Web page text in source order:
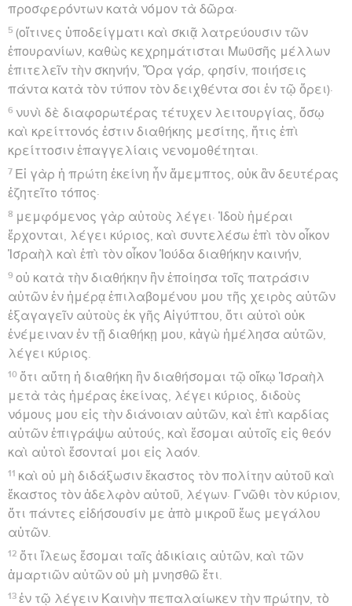
προσφερόντων κατὰ νόμον τὰ δῶρα·
5 (οἵτινες ὑποδείγματι καὶ σκιᾷ λατρεύουσιν τῶν
ἐπουρανίων, καθὼς κεχρημάτισται Μωϋσῆς μέλλων
ἐπιτελεῖν τὴν σκηνήν, Ὅρα γάρ, φησίν, ποιήσεις
πάντα κατὰ τὸν τύπον τὸν δειχθέντα σοι ἐν τῷ ὄρει)·
6 νυνὶ δὲ διαφορωτέρας τέτυχεν λειτουργίας, ὅσῳ
καὶ κρείττονός ἐστιν διαθήκης μεσίτης, ἥτις ἐπὶ
κρείττοσιν ἐπαγγελίαις νενομοθέτηται.
7 Εἰ γὰρ ἡ πρώτη ἐκείνη ἦν ἄμεμπτος, οὐκ ἂν δευτέρας
ἐζητεῖτο τόπος·
8 μεμφόμενος γὰρ αὐτοὺς λέγει· Ἰδοὺ ἡμέραι
ἔρχονται, λέγει κύριος, καὶ συντελέσω ἐπὶ τὸν οἶκον
Ἰσραὴλ καὶ ἐπὶ τὸν οἶκον Ἰούδα διαθήκην καινήν,
9 οὐ κατὰ τὴν διαθήκην ἣν ἐποίησα τοῖς πατράσιν
αὐτῶν ἐν ἡμέρᾳ ἐπιλαβομένου μου τῆς χειρὸς αὐτῶν
ἐξαγαγεῖν αὐτοὺς ἐκ γῆς Αἰγύπτου, ὅτι αὐτοὶ οὐκ
ἐνέμειναν ἐν τῇ διαθήκῃ μου, κἀγὼ ἠμέλησα αὐτῶν,
λέγει κύριος.
10 ὅτι αὕτη ἡ διαθήκη ἣν διαθήσομαι τῷ οἴκῳ Ἰσραὴλ
μετὰ τὰς ἡμέρας ἐκείνας, λέγει κύριος, διδοὺς
νόμους μου εἰς τὴν διάνοιαν αὐτῶν, καὶ ἐπὶ καρδίας
αὐτῶν ἐπιγράψω αὐτούς, καὶ ἔσομαι αὐτοῖς εἰς θεόν
καὶ αὐτοὶ ἔσονταί μοι εἰς λαόν.
11 καὶ οὐ μὴ διδάξωσιν ἕκαστος τὸν πολίτην αὐτοῦ καὶ
ἕκαστος τὸν ἀδελφὸν αὐτοῦ, λέγων· Γνῶθι τὸν κύριον,
ὅτι πάντες εἰδήσουσίν με ἀπὸ μικροῦ ἕως μεγάλου
αὐτῶν.
12 ὅτι ἵλεως ἔσομαι ταῖς ἀδικίαις αὐτῶν, καὶ τῶν
ἁμαρτιῶν αὐτῶν οὐ μὴ μνησθῶ ἔτι.
13 ἐν τῷ λέγειν Καινὴν πεπαλαίωκεν τὴν πρώτην, τὸ